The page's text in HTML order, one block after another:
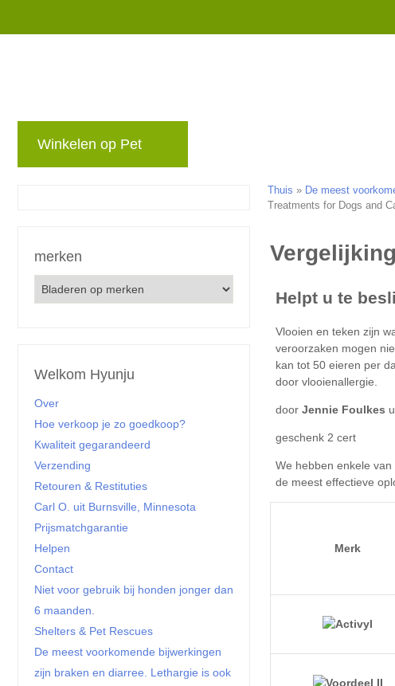
Winkelen op Pet
merken
Welkom Hyunju
Over
Hoe verkoop je zo goedkoop?
Kwaliteit gegarandeerd
Verzending
Retouren & Restituties
Carl O. uit Burnsville, Minnesota
Prijsmatchgarantie
Helpen
Contact
Niet voor gebruik bij honden jonger dan
6 maanden.
Shelters & Pet Rescues
De meest voorkomende bijwerkingen
zijn braken en diarree. Lethargie is ook
Thuis » De meest
Treatments for Dogs and
Jennie Foulkes
Merk